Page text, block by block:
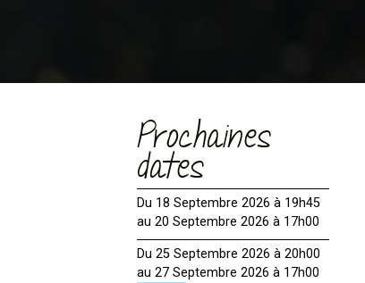
Prochaines
dates
Du 18 Septembre 2026 à 19h45
au 20 Septembre 2026 à 17h00
Du 25 Septembre 2026 à 20h00
au 27 Septembre 2026 à 17h00